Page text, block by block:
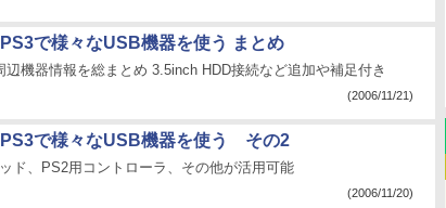
で様々なUSB機器を使う まとめ
辺機器情報を総まとめ 3.5inch HDD接続など追加や補足付き
(2006/11/21)
で様々なUSB機器を使う その2
ド、PS2用コントローラ、その他が活用可能
(2006/11/20)